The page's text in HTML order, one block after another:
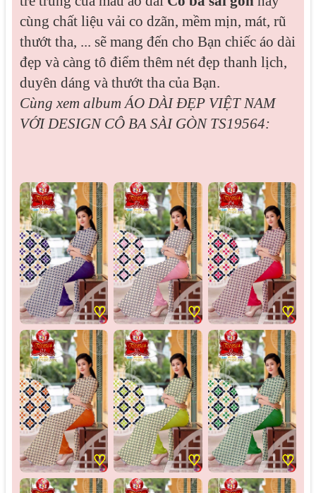
cùng chất liệu vải co dzãn, mềm mịn, mát, rũ
thướt tha, ... sẽ mang đến cho Bạn chiếc áo dài
đẹp và càng tô điểm thêm nét đẹp thanh lịch,
duyên dáng và thướt tha của Bạn.
Cùng xem album ÁO DÀI ĐẸP VIỆT NAM
VỚI DESIGN CÔ BA SÀI GÒN TS19564:
♡ ♡ ♡
♡ ♡ ♡